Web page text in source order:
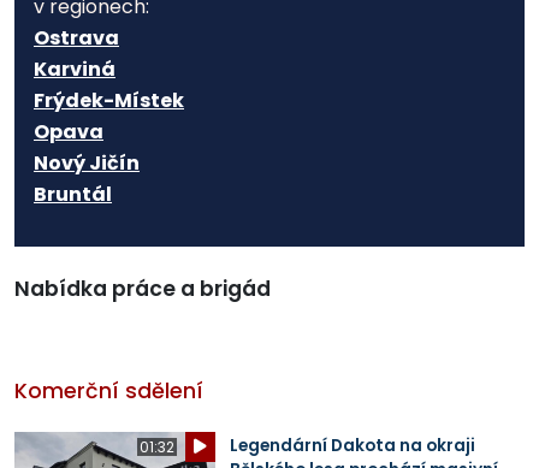
v regionech:
Ostrava
Karviná
Frýdek-Místek
Opava
Nový Jičín
Bruntál
Nabídka práce a brigád
Komerční sdělení
01:32
Legendární Dakota na okraji